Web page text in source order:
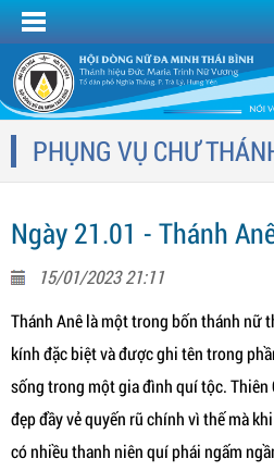
PHỤNG VỤ CHƯ
Ngày 21.01 - Thánh
15/01/2023 21:11
Thánh Anê là một trong bốn thánh nữ
kính đặc biệt và được ghi tên trong
sống trong một gia đình quí tộc. Thiên
đẹp đầy vẻ quyến rũ chính vì thế mà
có nhiều thanh niên quí phái ngấm